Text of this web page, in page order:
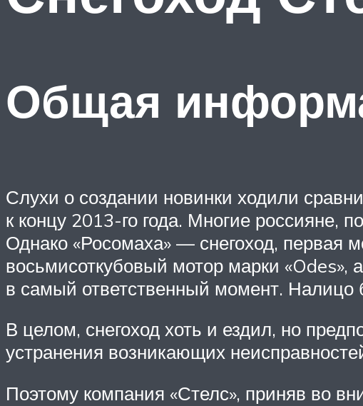
Общая
Слухи о создании новинки ходили
к концу 2013-го года. Многие россияне,
Однако «Росомаха» — снегоход, первая
восьмисоткубовый мотор марки
в самый ответственный момент.
В целом, снегоход хоть и ездил, но
устранения возникающих
Поэтому компания «Стелс», приняв во